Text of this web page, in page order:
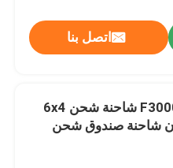
اتصل بنا
شاكمان F3000 شاحنة شحن 6x4
شاحنة صندوق شحن